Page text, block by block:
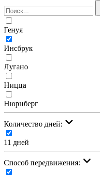
Генуя
Инсбрук
Лугано
Ницца
Нюрнберг
Количество дней:
11 дней
Cпособ передвижения: